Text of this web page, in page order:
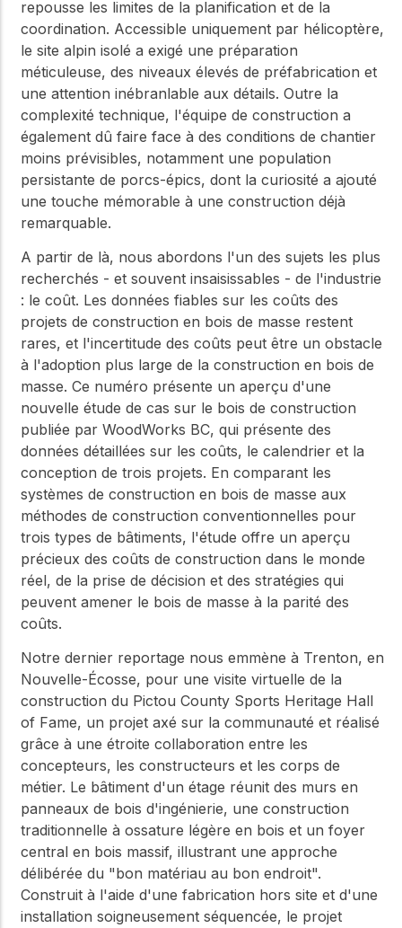
repousse les limites de la planification et de la
coordination. Accessible uniquement par hélicoptère,
le site alpin isolé a exigé une préparation
méticuleuse, des niveaux élevés de préfabrication et
une attention inébranlable aux détails. Outre la
complexité technique, l'équipe de construction a
également dû faire face à des conditions de chantier
moins prévisibles, notamment une population
persistante de porcs-épics, dont la curiosité a ajouté
une touche mémorable à une construction déjà
remarquable.
A partir de là, nous abordons l'un des sujets les plus
recherchés - et souvent insaisissables - de l'industrie
: le coût. Les données fiables sur les coûts des
projets de construction en bois de masse restent
rares, et l'incertitude des coûts peut être un obstacle
à l'adoption plus large de la construction en bois de
masse. Ce numéro présente un aperçu d'une
nouvelle étude de cas sur le bois de construction
publiée par WoodWorks BC, qui présente des
données détaillées sur les coûts, le calendrier et la
conception de trois projets. En comparant les
systèmes de construction en bois de masse aux
méthodes de construction conventionnelles pour
trois types de bâtiments, l'étude offre un aperçu
précieux des coûts de construction dans le monde
réel, de la prise de décision et des stratégies qui
peuvent amener le bois de masse à la parité des
coûts.
Notre dernier reportage nous emmène à Trenton, en
Nouvelle-Écosse, pour une visite virtuelle de la
construction du Pictou County Sports Heritage Hall
of Fame, un projet axé sur la communauté et réalisé
grâce à une étroite collaboration entre les
concepteurs, les constructeurs et les corps de
métier. Le bâtiment d'un étage réunit des murs en
panneaux de bois d'ingénierie, une construction
traditionnelle à ossature légère en bois et un foyer
central en bois massif, illustrant une approche
délibérée du "bon matériau au bon endroit".
Construit à l'aide d'une fabrication hors site et d'une
installation soigneusement séquencée, le projet